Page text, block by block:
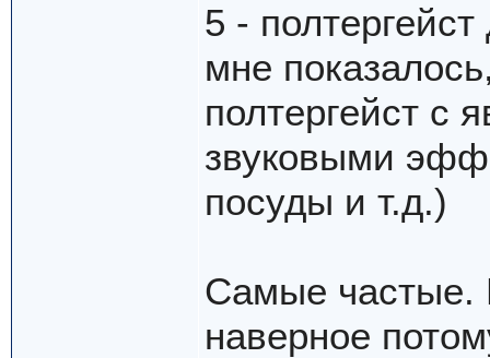
5 -
мне
полтергейст с
звуковыми
посуды и т.д.)
Самые частые.
наверное